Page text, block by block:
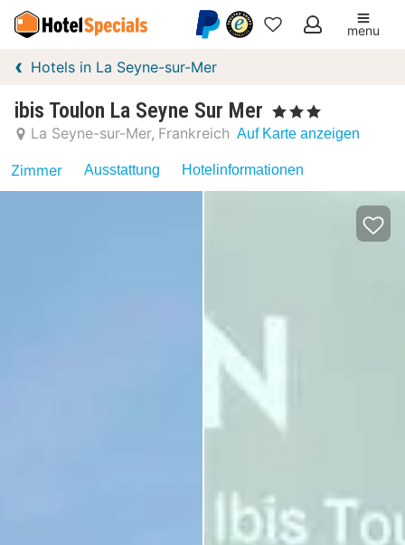
Meine
menu
Hotels in La Seyne-sur-Mer
ibis Toulon La Seyne Sur Mer , 3 Sterne
La Seyne-sur-Mer Frankreich Auf Karte anzeigen
Zimmer Ausstattung Hotelinformationen